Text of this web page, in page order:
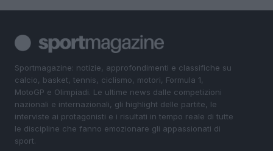
Sportmagazine: notizie, approfondimenti e classifiche su
calcio, basket, tennis, ciclismo, motori, Formula 1,
MotoGP e Olimpiadi. Le ultime news dalle competizioni
nazionali e internazionali, gli highlight delle partite, le
interviste ai protagonisti e i risultati in tempo reale di tutte
le discipline che fanno emozionare gli appassionati di
sport.